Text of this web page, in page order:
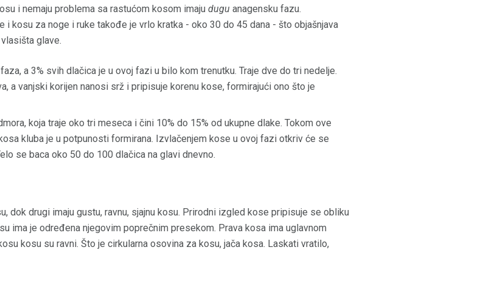
i nemaju problema sa rastućom kosom imaju dugu anagensku fazu.
i kosu za noge i ruke takođe je vrlo kratka - oko 30 do 45 dana - što objašnjava
glave.
a 3% svih dlačica je u ovoj fazi u bilo kom trenutku. Traje dve do tri nedelje.
a vanjski korijen nanosi srž i pripisuje korenu kose, formirajući ono što je
koja traje oko tri meseca i čini 10% do 15% od ukupne dlake. Tokom ove
kluba je u potpunosti formirana. Izvlačenjem kose u ovoj fazi otkriv će se
se baca oko 50 do 100 dlačica na glavi dnevno.
dok drugi imaju gustu, ravnu, sjajnu kosu. Prirodni izgled kose pripisuje se obliku
ima je određena njegovim poprečnim presekom. Prava kosa ima uglavnom
kosu su ravni. Što je cirkularna osovina za kosu, jača kosa. Laskati vratilo,